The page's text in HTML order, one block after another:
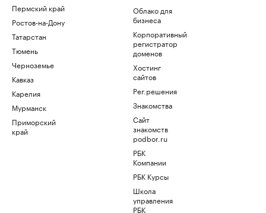
Пермский край
Ростов-на-Дону
Татарстан
Тюмень
Черноземье
Кавказ
Карелия
Мурманск
Приморский
край
Облако для
бизнеса
Корпоративный
регистратор
доменов
Хостинг
сайтов
Рег.решения
Знакомства
Сайт
знакомств
podbor.ru
РБК
Компании
РБК Курсы
Школа
управления
РБК